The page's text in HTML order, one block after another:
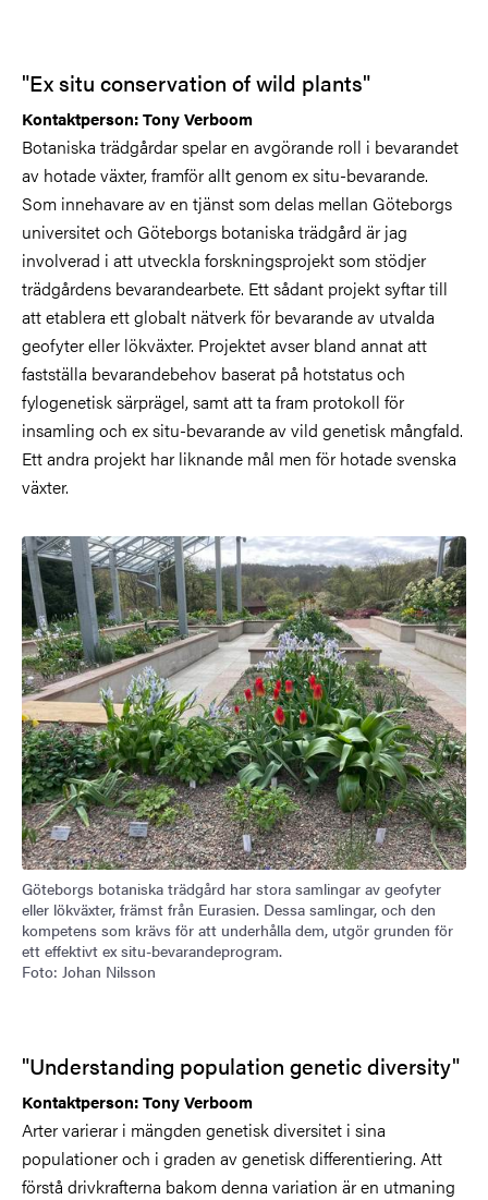
"Ex situ conservation of wild plants"
Kontaktperson: Tony Verboom
Botaniska trädgårdar spelar en avgörande roll i bevarandet
av hotade växter, framför allt genom ex situ-bevarande.
Som innehavare av en tjänst som delas mellan Göteborgs
universitet och Göteborgs botaniska trädgård är jag
involverad i att utveckla forskningsprojekt som stödjer
trädgårdens bevarandearbete. Ett sådant projekt syftar till
att etablera ett globalt nätverk för bevarande av utvalda
geofyter eller lökväxter. Projektet avser bland annat att
fastställa bevarandebehov baserat på hotstatus och
fylogenetisk särprägel, samt att ta fram protokoll för
insamling och ex situ-bevarande av vild genetisk mångfald.
Ett andra projekt har liknande mål men för hotade svenska
växter.
Göteborgs botaniska trädgård har stora samlingar av geofyter
eller lökväxter, främst från Eurasien. Dessa samlingar, och den
kompetens som krävs för att underhålla dem, utgör grunden för
ett effektivt ex situ-bevarandeprogram.
Foto: Johan Nilsson
"Understanding population genetic diversity"
Kontaktperson: Tony Verboom
Arter varierar i mängden genetisk diversitet i sina
populationer och i graden av genetisk differentiering. Att
förstå drivkrafterna bakom denna variation är en utmaning